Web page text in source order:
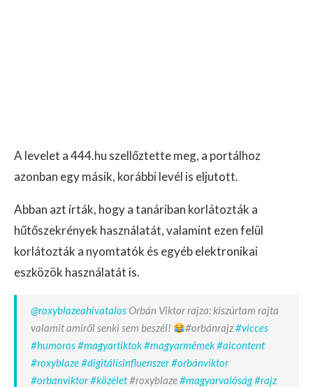
A levelet a 444.hu szellőztette meg, a portálhoz
azonban egy másik, korábbi levél is eljutott.
Abban azt írták, hogy a tanáriban korlátozták a
hűtőszekrények használatát, valamint ezen felül
korlátozták a nyomtatók és egyéb elektronikai
eszközök használatát is.
@roxyblazeahivatalosOrbán Viktor rajza: kiszúrtam rajta
valamit amiről senki sem beszél!
#orbánrajz#vicces
#humoros#magyartiktok#magyarmémek#aicontent
#roxyblaze#digitálisinfluenszer#orbánviktor
#orbanviktor#közélet#roxyblaze#magyarvalóság#rajz